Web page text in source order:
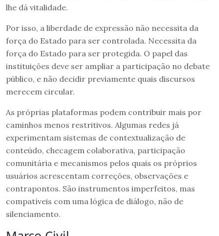
lhe dá vitalidade.
Por isso, a liberdade de expressão não necessita da
força do Estado para ser controlada. Necessita da
força do Estado para ser protegida. O papel das
instituições deve ser ampliar a participação no debate
público, e não decidir previamente quais discursos
merecem circular.
As próprias plataformas podem contribuir mais por
caminhos menos restritivos. Algumas redes já
experimentam sistemas de contextualização de
conteúdo, checagem colaborativa, participação
comunitária e mecanismos pelos quais os próprios
usuários acrescentam correções, observações e
contrapontos. São instrumentos imperfeitos, mas
compatíveis com uma lógica de diálogo, não de
silenciamento.